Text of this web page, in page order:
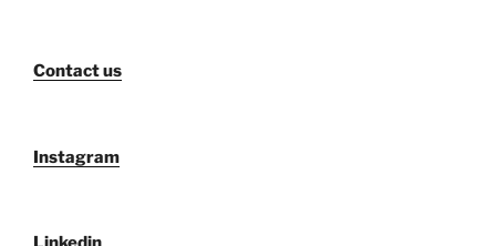
Contact us
Instagram